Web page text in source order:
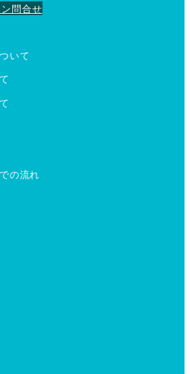
問合せ
いて
の流れ